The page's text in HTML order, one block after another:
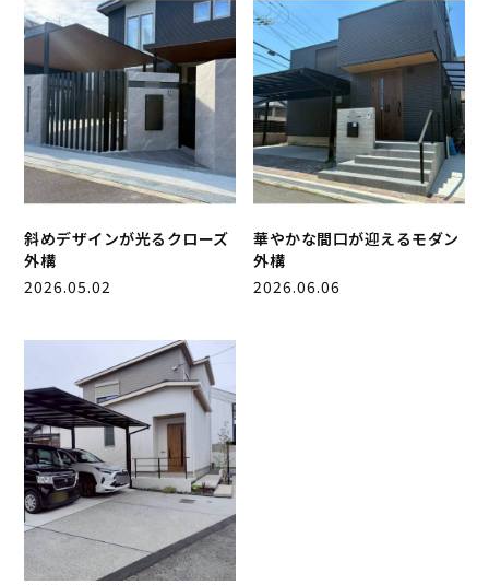
斜めデザインが光るクローズ
外構
2026.05.02
華やかな間口が迎えるモダン
外構
2026.06.06